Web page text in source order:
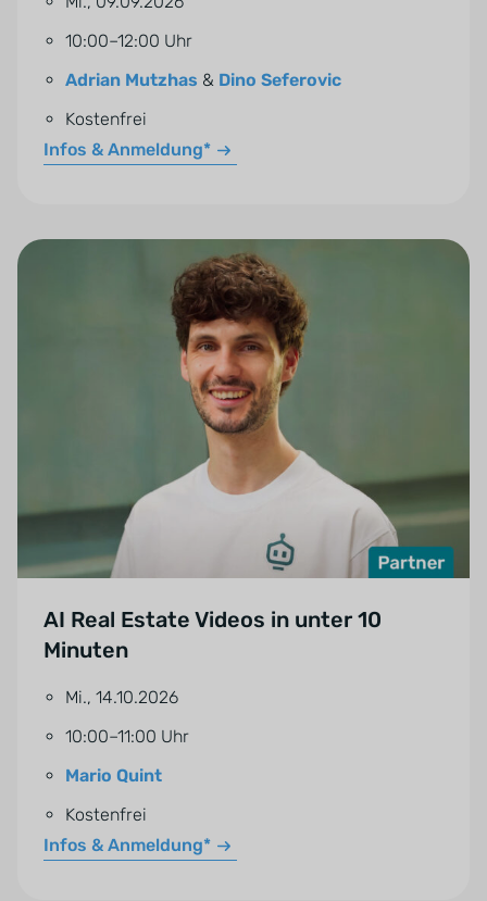
10:00–12:00 Uhr
Adrian Mutzhas & Dino Seferovic
Kostenfrei
Infos & Anmeldung*
AI Real Estate Videos in unter 10
Minuten
Mi., 14.10.2026
10:00–11:00 Uhr
Mario Quint
Kostenfrei
Infos & Anmeldung*